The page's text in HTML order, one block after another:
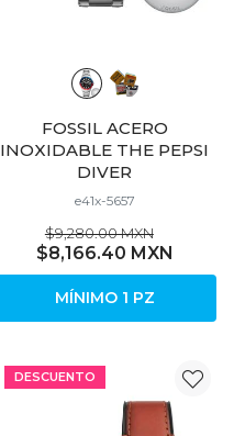
FOSSIL ACERO
INOXIDABLE THE PEPSI
DIVER
e41x-5657
$9,280.00 MXN
$8,166.40 MXN
MÍNIMO 1 PZ
DESCUENTO